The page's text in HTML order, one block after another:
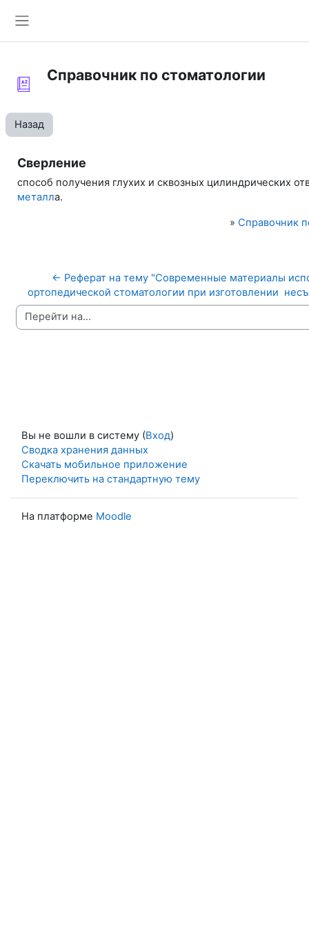
Справочник по стоматологии
Назад
Сверление
способ получения глухих и сквозных цилиндрических
металла.
» Справочник
← Реферат на тему "Современные материалы
ортопедической стоматологии при изготовлении
Перейти на...
Вы не вошли в систему (Вход)
Сводка хранения данных
Скачать мобильное приложение
Переключить на стандартную тему
На платформе Moodle